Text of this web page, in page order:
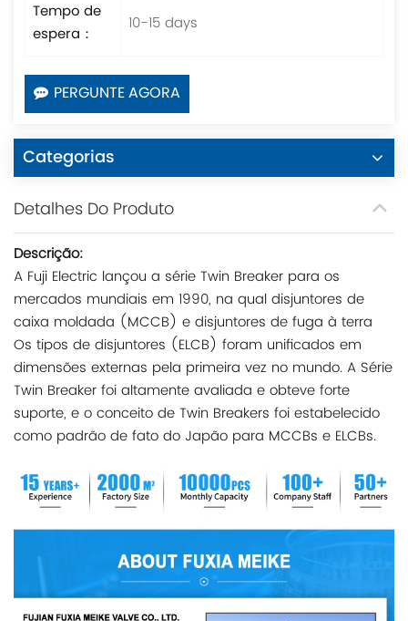
Tempo de
espera：
10-15 days
PERGUNTE AGORA
Categorias
Detalhes Do Produto
Descrição:
A Fuji Electric lançou a série Twin Breaker para os
mercados mundiais em 1990, na qual disjuntores de
caixa moldada (MCCB) e disjuntores de fuga à terra
Os tipos de disjuntores (ELCB) foram unificados em
dimensões externas pela primeira vez no mundo. A Série
Twin Breaker foi altamente avaliada e obteve forte
suporte, e o conceito de Twin Breakers foi estabelecido
como padrão de fato do Japão para MCCBs e ELCBs.